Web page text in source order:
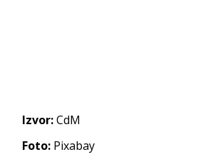
Izvor:CdM
Foto: Pixabay